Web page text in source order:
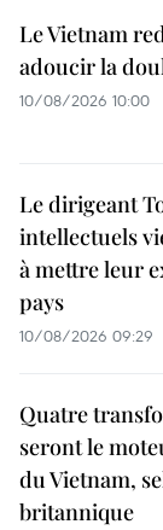
Le Vietnam
adoucir la
10/08/2026 10:00
Le dirigeant
intellectuels
à mettre leur
pays
10/08/2026 09:29
Quatre
seront le
du Vietnam,
britannique